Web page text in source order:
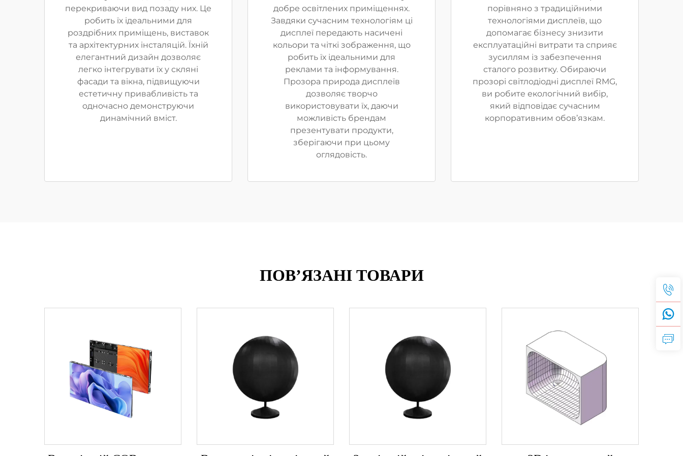
перекриваючи вид позаду них. Це
робить їх ідеальними для
роздрібних приміщень, виставок
та архітектурних інсталяцій. Їхній
елегантний дизайн дозволяє
легко інтегрувати їх у скляні
фасади та вікна, підвищуючи
естетичну привабливість та
одночасно демонструючи
динамічний вміст.
добре освітлених приміщеннях.
Завдяки сучасним технологіям ці
дисплеї передають насичені
кольори та чіткі зображення, що
робить їх ідеальними для
реклами та інформування.
Прозора природа дисплеїв
дозволяє творчо
використовувати їх, даючи
можливість брендам
презентувати продукти,
зберігаючи при цьому
оглядовість.
порівняно з традиційними
технологіями дисплеїв, що
допомагає бізнесу знизити
експлуатаційні витрати та сприяє
зусиллям із забезпечення
сталого розвитку. Обираючи
прозорі світлодіодні дисплеї RMG,
ви робите екологічний вибір,
який відповідає сучасним
корпоративним обов’язкам.
ПОВ’ЯЗАНІ ТОВАРИ